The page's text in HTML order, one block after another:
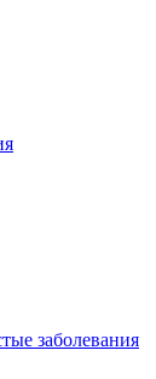
заболевания